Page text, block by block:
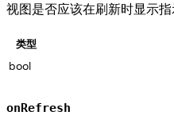
视图是否应该在刷新时显示指
类型
bool
onRefresh